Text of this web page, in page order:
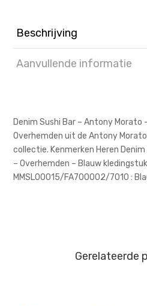
Beschrijving
Aanvullende informatie
Denim Sushi Bar – Antony Morato
Overhemden uit de Antony
collectie. Kenmerken Heren
– Overhemden – Blauw
MMSL00015/FA700002/7010 :
Gerelateerde